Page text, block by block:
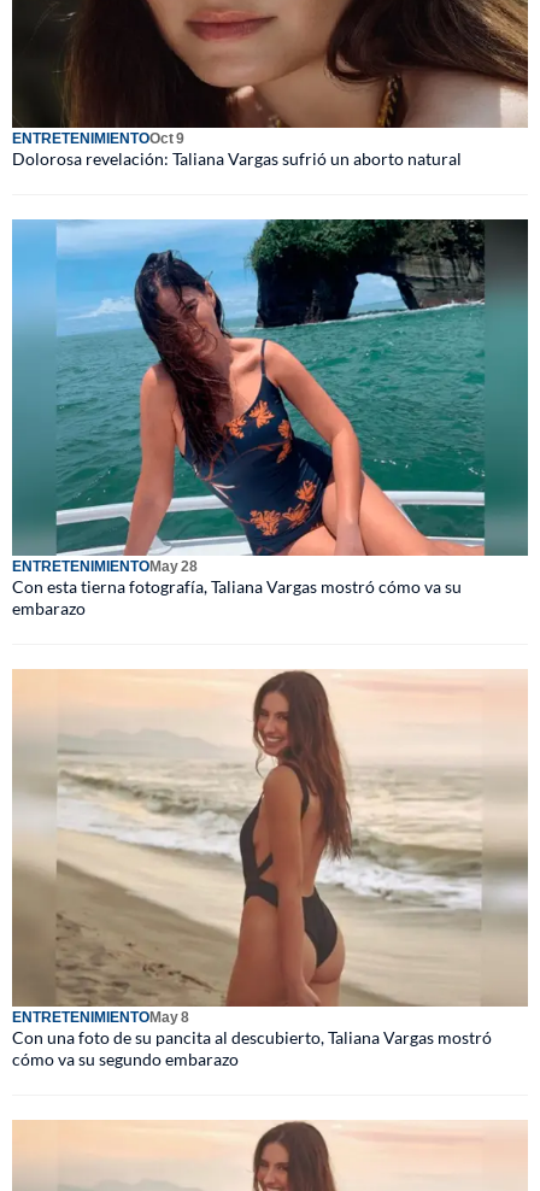
ENTRETENIMIENTOOct 9
Dolorosa revelación: Taliana Vargas sufrió un aborto natural
ENTRETENIMIENTOMay 28
Con esta tierna fotografía, Taliana Vargas mostró cómo va su
embarazo
ENTRETENIMIENTOMay 8
Con una foto de su pancita al descubierto, Taliana Vargas mostró
cómo va su segundo embarazo